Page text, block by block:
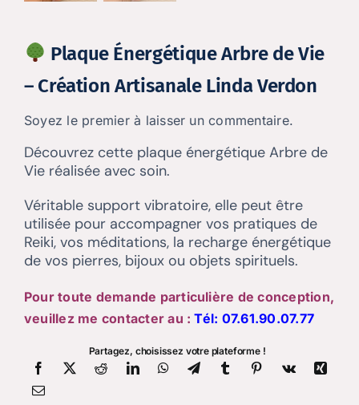
Plaque Énergétique Arbre de Vie
– Création Artisanale Linda Verdon
Soyez le premier à laisser un commentaire.
Découvrez cette plaque énergétique Arbre de
Vie réalisée avec soin.
Véritable support vibratoire, elle peut être
utilisée pour accompagner vos pratiques de
Reiki, vos méditations, la recharge énergétique
de vos pierres, bijoux ou objets spirituels.
Pour toute demande particulière de conception,
veuillez me contacter au :Tél: 07.61.90.07.77
Partagez, choisissez votre plateforme !